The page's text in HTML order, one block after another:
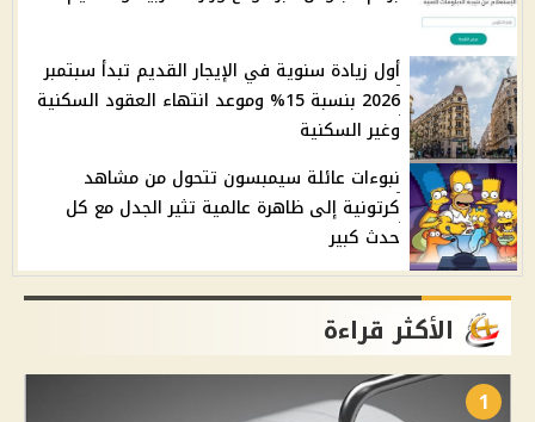
أول زيادة سنوية في الإيجار القديم تبدأ سبتمبر
2026 بنسبة 15% وموعد انتهاء العقود السكنية
وغير السكنية
نبوءات عائلة سيمبسون تتحول من مشاهد
كرتونية إلى ظاهرة عالمية تثير الجدل مع كل
حدث كبير
الأكثر قراءة
1